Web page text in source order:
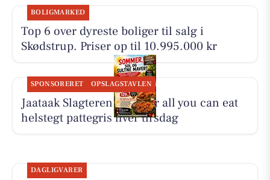
BOLIGMARKED
Top 6 over dyreste boliger til salg i
Skødstrup. Priser op til 10.995.000 kr
SPONSORERET OPSLAGSTAVLEN
Jaataak Slagteren serverer all you can eat
helstegt pattegris hver tirsdag
DAGLIGVARER